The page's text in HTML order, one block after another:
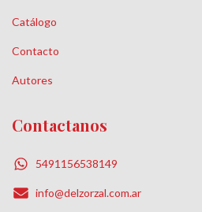
Catálogo
Contacto
Autores
Contactanos
5491156538149
info@delzorzal.com.ar